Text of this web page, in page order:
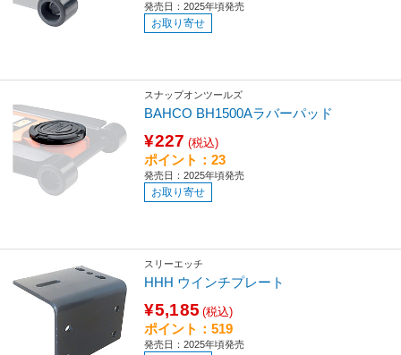
発売日：2025年頃発売
お取り寄せ
スナップオンツールズ
BAHCO BH1500Aラバーパッド
¥227 (税込)
ポイント：23
発売日：2025年頃発売
お取り寄せ
スリーエッチ
HHH ウインチプレート
¥5,185 (税込)
ポイント：519
発売日：2025年頃発売